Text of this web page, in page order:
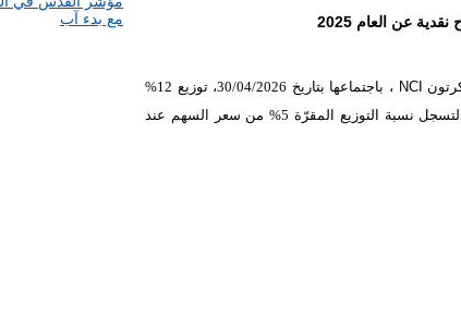
NCI
، باجتماعها بتاريخ 30/04/2026، توزيع 12%
أرباح نقدية على المساهمين عن العام 2025، لتسجل نسبة التوزيع المقرّة 5% من سعر السهم عند
مع بدء آب